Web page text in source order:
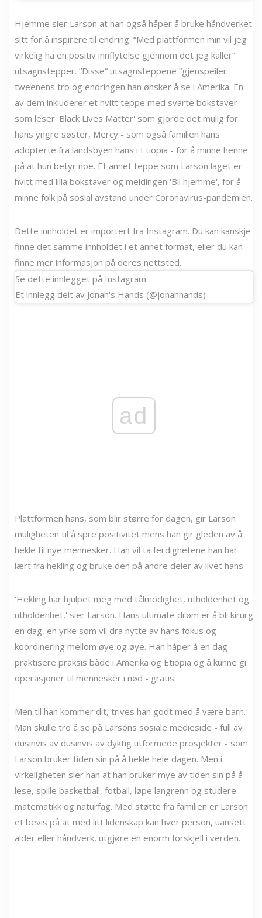
Hjemme sier Larson at han også håper å bruke håndverket
sitt for å inspirere til endring. “Med plattformen min vil jeg
virkelig ha en positiv innflytelse gjennom det jeg kaller”
utsagnstepper. ”Disse“ utsagnsteppene ”gjenspeiler
tweenens tro og endringen han ønsker å se i Amerika. En
av dem inkluderer et hvitt teppe med svarte bokstaver
som leser 'Black Lives Matter' som gjorde det mulig for
hans yngre søster, Mercy - som også familien hans
adopterte fra landsbyen hans i Etiopia - for å minne henne
på at hun betyr noe. Et annet teppe som Larson laget er
hvitt med lilla bokstaver og meldingen 'Bli hjemme', for å
minne folk på sosial avstand under Coronavirus-pandemien.
Dette innholdet er importert fra Instagram. Du kan kanskje
finne det samme innholdet i et annet format, eller du kan
finne mer informasjon på deres nettsted.
Se dette innlegget på Instagram
Et innlegg delt av Jonah's Hands (@jonahhands)
ad
Plattformen hans, som blir større for dagen, gir Larson
muligheten til å spre positivitet mens han gir gleden av å
hekle til nye mennesker. Han vil ta ferdighetene han har
lært fra hekling og bruke den på andre deler av livet hans.
'Hekling har hjulpet meg med tålmodighet, utholdenhet og
utholdenhet,' sier Larson. Hans ultimate drøm er å bli kirurg
en dag, en yrke som vil dra nytte av hans fokus og
koordinering mellom øye og øye. Han håper å en dag
praktisere praksis både i Amerika og Etiopia og å kunne gi
operasjoner til mennesker i nød - gratis.
Men til han kommer dit, trives han godt med å være barn.
Man skulle tro å se på Larsons sosiale medieside - full av
dusinvis av dusinvis av dyktig utformede prosjekter - som
Larson bruker tiden sin på å hekle hele dagen. Men i
virkeligheten sier han at han bruker mye av tiden sin på å
lese, spille basketball, fotball, løpe langrenn og studere
matematikk og naturfag. Med støtte fra familien er Larson
et bevis på at med litt lidenskap kan hver person, uansett
alder eller håndverk, utgjøre en enorm forskjell i verden.